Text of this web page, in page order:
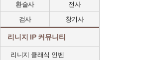
환술사
전사
검사
창기사
리니지 IP 커뮤니티
리니지 클래식 인벤